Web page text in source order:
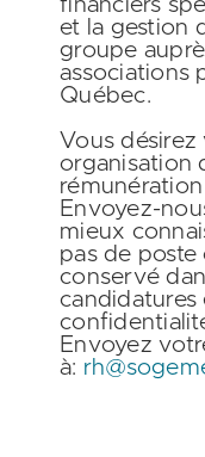
financiers
et la gestion
groupe
associations
Québec.
Vous
organisation
Envoyez-
mieux
pas de
conservé
Envoyez
à: